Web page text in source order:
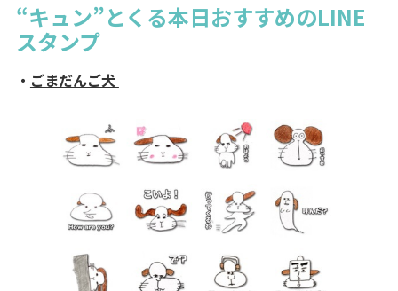
“キュン”とくる本日おすすめのLINE
スタンプ
・ ごまだんご犬